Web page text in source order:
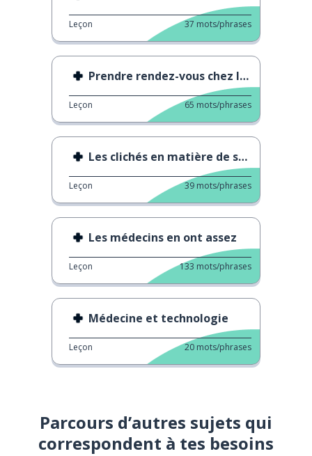
Leçon 37 mots/phrases
Prendre rendez-vous chez le médecin
Leçon 65 mots/phrases
Les clichés en matière de santé mentale
Leçon 39 mots/phrases
Les médecins en ont assez
Leçon 133 mots/phrases
Médecine et technologie
Leçon 20 mots/phrases
Parcours d’autres sujets qui
correspondent à tes besoins